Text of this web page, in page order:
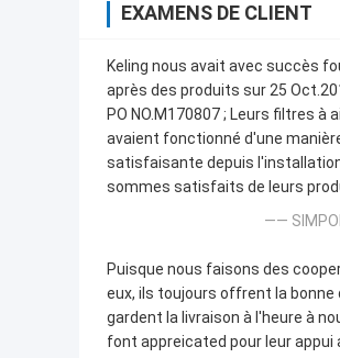
EXAMENS DE CLIENT
Keling nous avait avec succès
après des produits sur 25
PO NO.M170807 ; Leurs filtres à
avaient fonctionné d'une
satisfaisante depuis
sommes satisfaits de leurs
——
Puisque nous faisons des
eux, ils toujours offrent la bonne
gardent la livraison à l'heure à
font appreicated pour leur appui